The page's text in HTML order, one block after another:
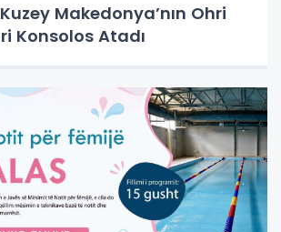
Makedonya’nın Ohri
Konsolos Atadı